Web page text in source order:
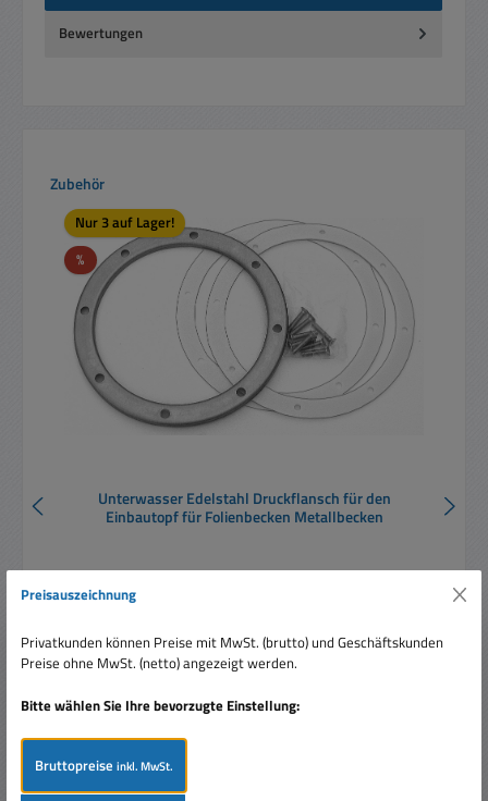
Bewertungen
Produktgalerie überspringen
Zubehör
Nur 3 auf Lager!
%Rabatt
Unterwasser Edelstahl Druckflansch für den
Einbautopf für Folienbecken Metallbecken
Preise inkl. MwSt. zzgl. Versandkosten
Preisauszeichnung
Privatkunden können Preise mit MwSt. (brutto) und Geschäftskunden
Preise ohne MwSt. (netto) angezeigt werden.
Bitte wählen Sie Ihre bevorzugte Einstellung:
Bruttopreiseinkl. MwSt.